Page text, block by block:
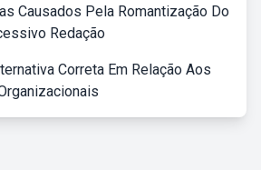
Causados Pela Romantização Do
Redação
Correta Em Relação Aos